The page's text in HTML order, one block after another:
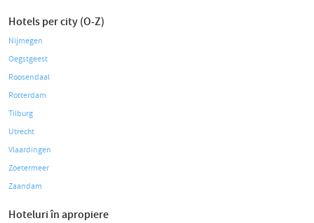
Hotels per city (O-Z)
Nijmegen
Oegstgeest
Roosendaal
Rotterdam
Tilburg
Utrecht
Vlaardingen
Zoetermeer
Zaandam
Hoteluri în apropiere